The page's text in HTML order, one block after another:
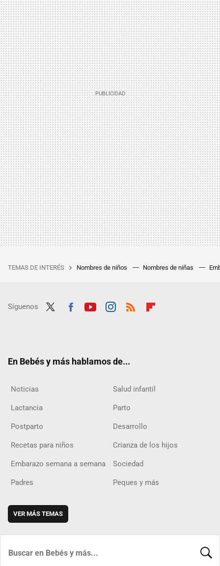
TEMAS DE INTERÉS Nombres de niños Nombres de niñas
Síguenos
En Bebés y más hablamos de...
Noticias Salud infantil
Lactancia Parto
Postparto Desarrollo
Recetas para niños Crianza de los hijos
Embarazo semana a semana Sociedad
Padres Peques y más
VER MÁS TEMAS